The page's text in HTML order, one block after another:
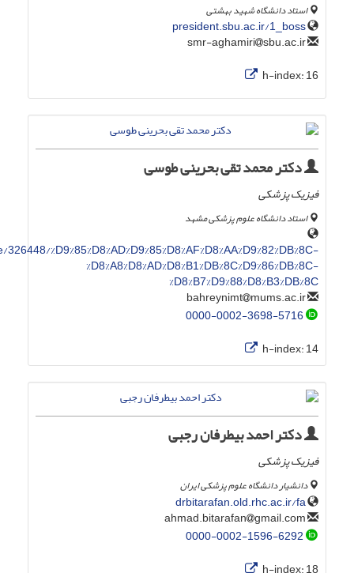
استاد دانشگاه شهید بهشتی
president.sbu.ac.ir/1_boss
sbu.ac.ir
h-index:16
دکتر محمد تقی بحرینی طوسی
فیزیک پزشکی
استاد دانشگاه علوم پزشکی مشهد
%D9%85%D8%AD%D9%85%D8%AF%D8%AA%D9%82%DB%8C-
%D8%A8%D8%AD%D8%B1%DB%8C%D9%86%DB%8C-
%D8%B7%D9%88%D8%B3%DB%8C
mums.ac.ir
0000-0002-3698-5716
h-index:14
دکتر احمد بیطرفان رجبی
فیزیک پزشکی
دانشیار دانشگاه علوم پزشکی ایران
drbitarafan.old.rhc.ac.ir/fa
gmail.com
0000-0002-1596-6292